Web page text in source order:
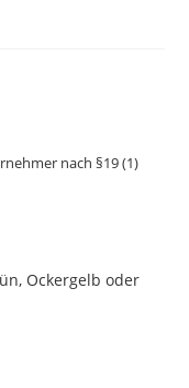
nach §19 (1)
Ockergelb oder